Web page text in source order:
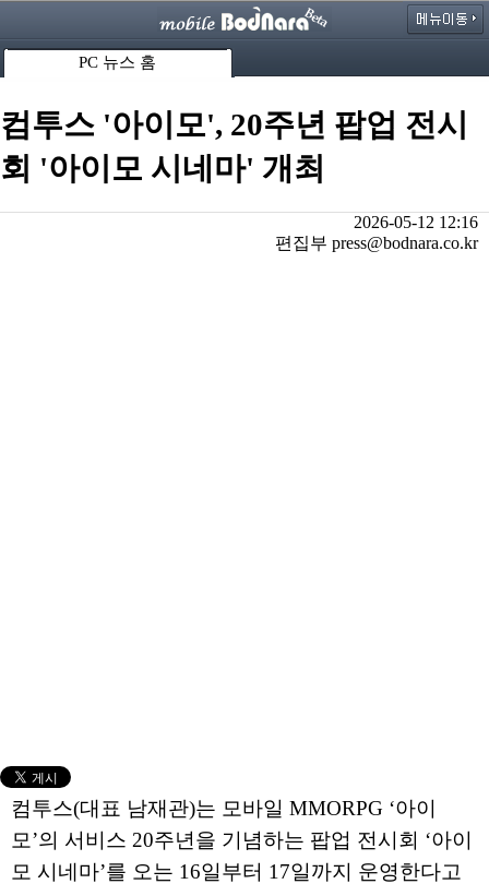
PC 뉴스 홈
컴투스 '아이모', 20주년 팝업 전시
회 '아이모 시네마' 개최
2026-05-12 12:16
편집부 press@bodnara.co.kr
컴투스(대표 남재관)는 모바일 MMORPG ‘아이
모’의 서비스 20주년을 기념하는 팝업 전시회 ‘아이
모 시네마’를 오는 16일부터 17일까지 운영한다고